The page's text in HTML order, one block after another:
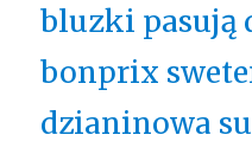
bluzki pasują
bonprix
dzianinowa